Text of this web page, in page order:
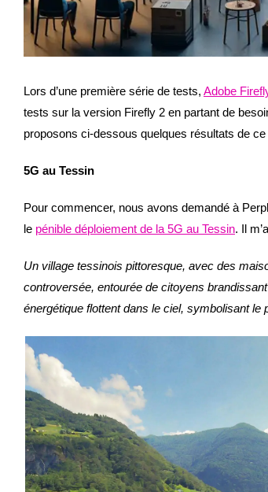
Lors d’une première série de tests, Adobe
tests sur la version Firefly 2 en partant de
proposons ci-dessous quelques résultats de
5G au Tessin
Pour commencer, nous avons demandé à
le pénible déploiement de la 5G au Tessin. Il
Un village tessinois pittoresque, avec des
controversée, entourée de citoyens
énergétique flottent dans le ciel, symbolisant le